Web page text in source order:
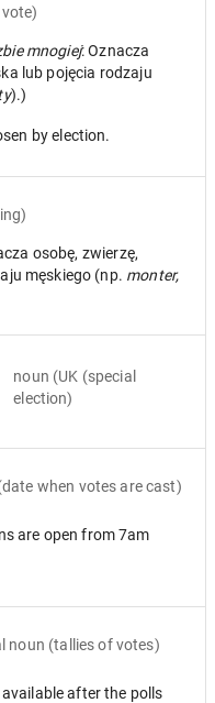
mnogiej: Oznacza
lub pojęcia rodzaju
).)
by election.
osobę, zwierzę,
męskiego (np. monter,
noun (UK (special
election)
when votes are cast)
are open from 7am
noun (tallies of votes)
after the polls